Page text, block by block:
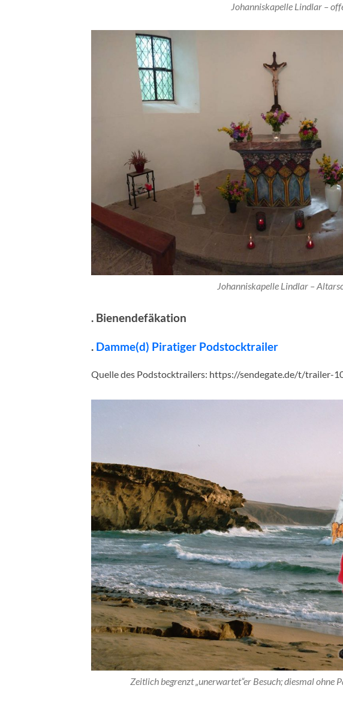
Johanniskapelle Lindlar –
Johanniskapelle Lindlar –
. Bienendefäkation
. Damme(d) Piratiger Podstocktrailer
Quelle des Podstocktrailers: https://sendegate.de/t/trailer-
Zeitlich begrenzt „unerwartet“er Besuch; diesmal ohne